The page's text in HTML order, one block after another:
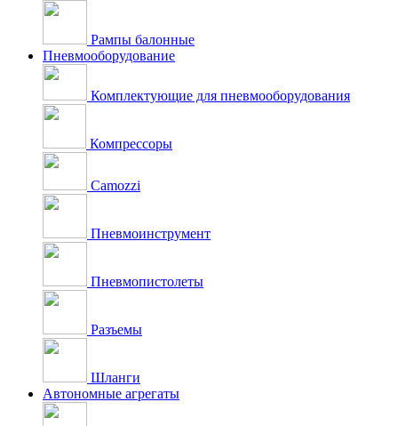
Рампы балонные
Пневмооборудование
Комплектующие для пневмооборудования
Компрессоры
Camozzi
Пневмоинструмент
Пневмопистолеты
Разъемы
Шланги
Автономные агрегаты